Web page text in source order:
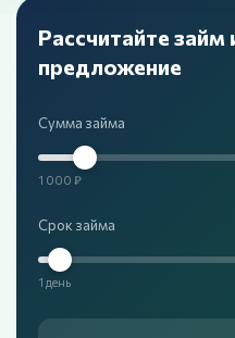
Рассчитайте
предложение
Сумма займа
1 000 ₽
Срок займа
1 день